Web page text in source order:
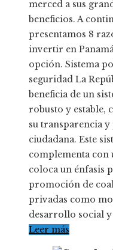
merced a sus
beneficios. A
presentamos 8
invertir en
opción. Sistema
seguridad La
beneficia de un
robusto y estable,
su transparencia
ciudadana. Este
complementa con
coloca un énfasis
promoción de
privadas como
desarrollo social
Leer más